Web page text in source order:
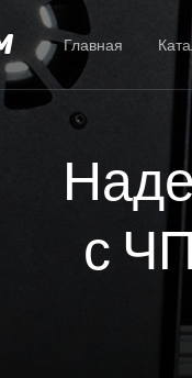
Главная
с